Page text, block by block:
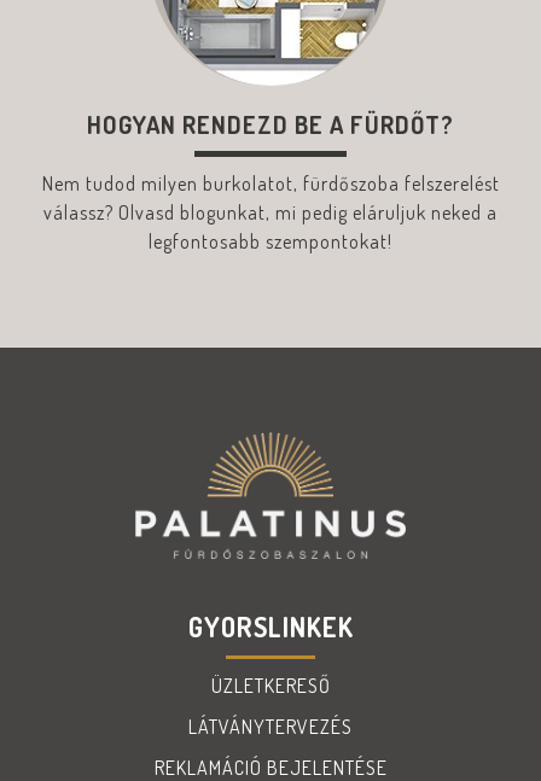
HOGYAN RENDEZD BE A FÜRDŐT?
Nem tudod milyen burkolatot, fürdőszoba felszerelést
válassz? Olvasd blogunkat, mi pedig eláruljuk neked a
legfontosabb szempontokat!
GYORSLINKEK
ÜZLETKERESŐ
LÁTVÁNYTERVEZÉS
REKLAMÁCIÓ BEJELENTÉSE